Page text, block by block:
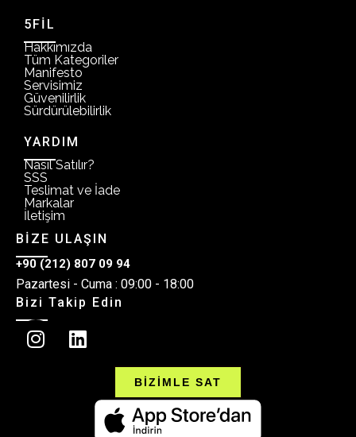
5FİL
Hakkımızda
Tüm Kategoriler
Manifesto
Servisimiz
Güvenilirlik
Sürdürülebilirlik
YARDIM
Nasıl Satılır?
SSS
Teslimat ve İade
Markalar
İletişim
BİZE ULAŞIN
+90 (212) 807 09 94
Pazartesi - Cuma : 09:00 - 18:00
Bizi Takip Edin
BİZİMLE SAT